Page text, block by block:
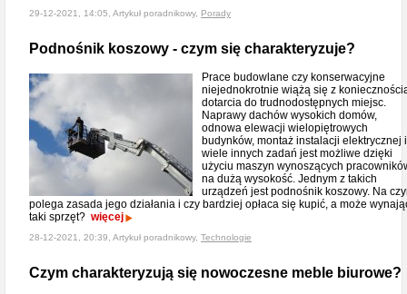
29-12-2021, 14:05, Artykuł poradnikowy, Porady
Podnośnik koszowy - czym się charakteryzuje?
Prace budowlane czy konserwacyjne
niejednokrotnie wiążą się z
dotarcia do trudnodostępnych miejsc.
Naprawy dachów wysokich domów,
odnowa elewacji wielopiętrowych
budynków, montaż instalacji elektrycznej i
wiele innych zadań jest możliwe dzięki
użyciu maszyn wynoszących
na dużą wysokość. Jednym z takich
urządzeń jest podnośnik koszowy. Na
polega zasada jego działania i czy bardziej opłaca się kupić, a może
taki sprzęt? więcej
28-12-2021, 20:39, Artykuł poradnikowy, Technologie
Czym charakteryzują się nowoczesne meble biurowe?